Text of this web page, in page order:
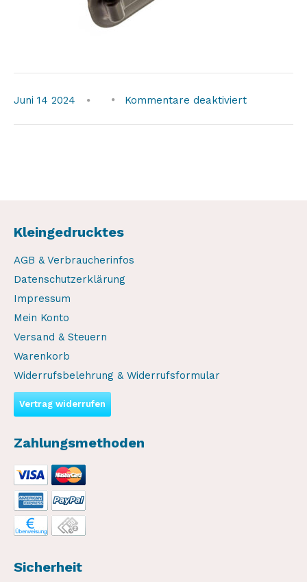
Juni 14 2024 Kommentare deaktiviertfür
Kleingedrucktes
AGB & Verbraucherinfos
Datenschutzerklärung
Impressum
Mein Konto
Versand & Steuern
Warenkorb
Widerrufsbelehrung & Widerrufsformular
Vertrag widerrufen
Zahlungsmethoden
Sicherheit